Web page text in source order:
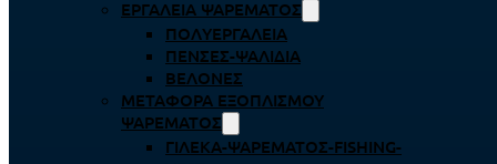
EΡΓΑΛΕΊΑ ΨΑΡΈΜΑΤΟΣ
ΠΟΛΥΕΡΓΑΛΕΊΑ
ΠΈΝΣΕΣ-ΨΑΛΊΔΙΑ
ΒΕΛΌΝΕΣ
ΜΕΤΑΦΟΡΆ ΕΞΟΠΛΙΣΜΟΎ
ΨΑΡΈΜΑΤΟΣ
ΓΙΛΈΚΑ-ΨΑΡΈΜΑΤΟΣ-FISHING-